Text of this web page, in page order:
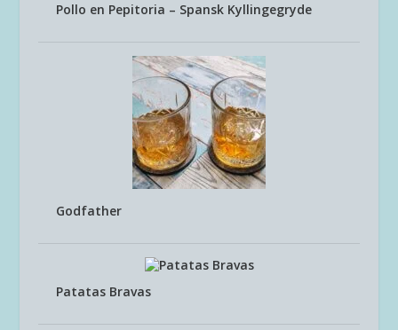
Pollo en Pepitoria – Spansk Kyllingegryde
Godfather
Patatas Bravas